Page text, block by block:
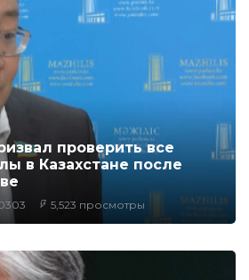
проверить все
в Казахстане после
5,523 просмотры